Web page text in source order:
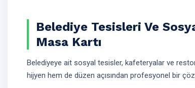
Belediye Tesisleri Ve
Masa Kartı
Belediyeye ait sosyal tesisler, kafeteryalar ve
hijyen hem de düzen açısından profesyonel bir